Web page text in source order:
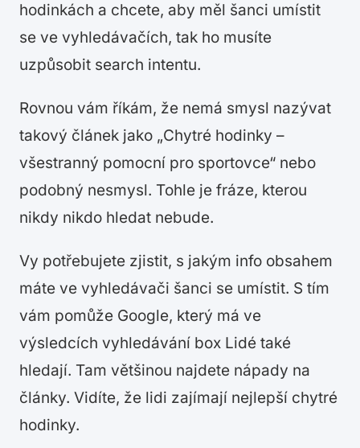
hodinkách a chcete, aby měl šanci umístit
se ve vyhledávačích, tak ho musíte
uzpůsobit search intentu.
Rovnou vám říkám, že nemá smysl nazývat
takový článek jako „Chytré hodinky –
všestranný pomocní pro sportovce“ nebo
podobný nesmysl. Tohle je fráze, kterou
nikdy nikdo hledat nebude.
Vy potřebujete zjistit, s jakým info obsahem
máte ve vyhledávači šanci se umístit. S tím
vám pomůže Google, který má ve
výsledcích vyhledávání box Lidé také
hledají. Tam většinou najdete nápady na
články. Vidíte, že lidi zajímají nejlepší chytré
hodinky.